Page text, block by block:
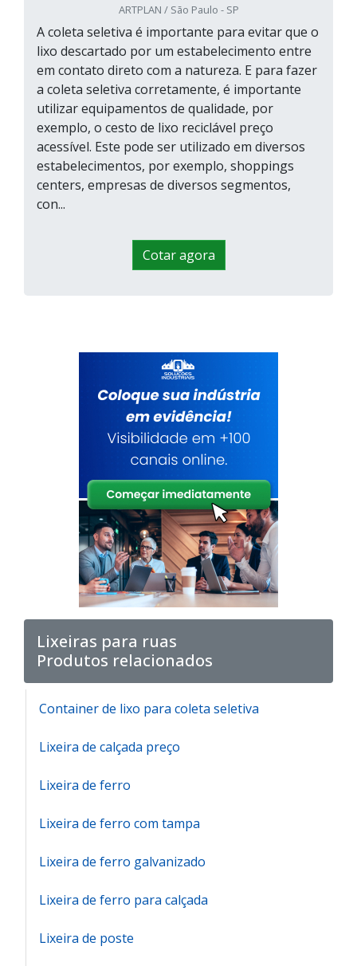
ARTPLAN / São Paulo - SP
A coleta seletiva é importante para evitar que o
lixo descartado por um estabelecimento entre
em contato direto com a natureza. E para fazer
a coleta seletiva corretamente, é importante
utilizar equipamentos de qualidade, por
exemplo, o cesto de lixo reciclável preço
acessível. Este pode ser utilizado em diversos
estabelecimentos, por exemplo, shoppings
centers, empresas de diversos segmentos,
con...
Cotar agora
Lixeiras para ruas
Produtos relacionados
Container de lixo para coleta seletiva
Lixeira de calçada preço
Lixeira de ferro
Lixeira de ferro com tampa
Lixeira de ferro galvanizado
Lixeira de ferro para calçada
Lixeira de poste